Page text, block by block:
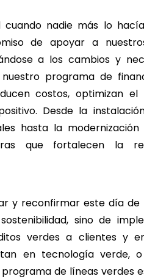
nadie más lo
de apoyar a
a los cambios y
programa de
costos, optimizan el
Desde la
hasta la
que fortalecen la
y reconfirmar este día de
sino de
verdes a clientes y
en tecnología verde,
de líneas verdes